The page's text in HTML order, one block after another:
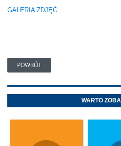
GALERIA ZDJĘĆ
POWRÓT
WARTO